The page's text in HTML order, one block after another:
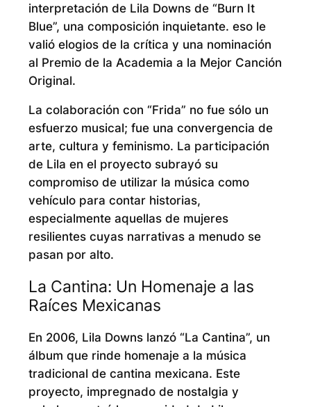
interpretación de Lila Downs de “Burn It
Blue”, una composición inquietante. eso le
valió elogios de la crítica y una nominación
al Premio de la Academia a la Mejor Canción
Original.
La colaboración con “Frida” no fue sólo un
esfuerzo musical; fue una convergencia de
arte, cultura y feminismo. La participación
de Lila en el proyecto subrayó su
compromiso de utilizar la música como
vehículo para contar historias,
especialmente aquellas de mujeres
resilientes cuyas narrativas a menudo se
pasan por alto.
La Cantina: Un Homenaje a las
Raíces Mexicanas
En 2006, Lila Downs lanzó “La Cantina”, un
álbum que rinde homenaje a la música
tradicional de cantina mexicana. Este
proyecto, impregnado de nostalgia y